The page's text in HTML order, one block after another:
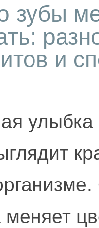
зубы
и
меняет